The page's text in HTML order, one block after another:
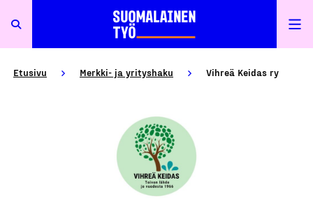
Etusivu Merkki- ja yrityshaku Vihreä Keidas ry